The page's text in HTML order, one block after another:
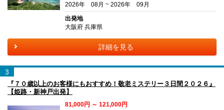
2026年 08月 ~ 2026年 09月
出発地
大阪府 兵庫県
詳細を見る
3
『７０歳以上のお客様にもおすすめ！敬老ミステリー３日間２０２６』
【姫路・新神戸出発】
81,000円 ～ 121,000円